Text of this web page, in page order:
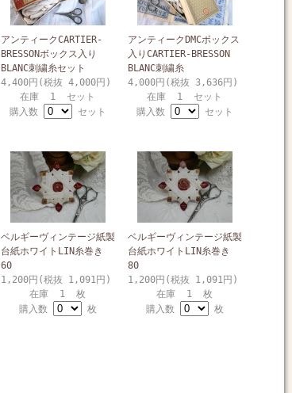
アンティークCARTIER-
BRESSONボックス入り
BLANC刺繍糸セット
4,400円(税抜 4,000円)
在庫 1 セット
購入数
セット
アンティークDMCボックス
入りCARTIER-BRESSON
BLANC刺繍糸
4,000円(税抜 3,636円)
在庫 1 セット
購入数
セット
ベルギーヴィンテージ紙製
台紙ホワイトLIN糸巻き
60
1,200円(税抜 1,091円)
在庫 1 枚
購入数
枚
ベルギーヴィンテージ紙製
台紙ホワイトLIN糸巻き
80
1,200円(税抜 1,091円)
在庫 1 枚
購入数
枚